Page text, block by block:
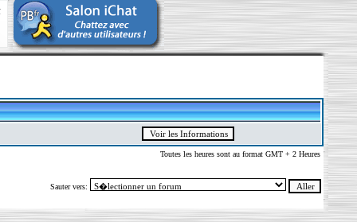
Toutes les heures sont au format GMT + 2 Heures
Sauter vers: